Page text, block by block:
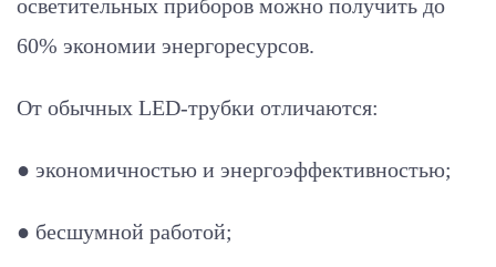
осветительных приборов можно получить до
60% экономии энергоресурсов.
От обычных LED-трубки отличаются:
● экономичностью и энергоэффективностью;
● бесшумной работой;